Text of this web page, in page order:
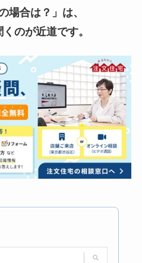
場合は？」は、
のが近道です。